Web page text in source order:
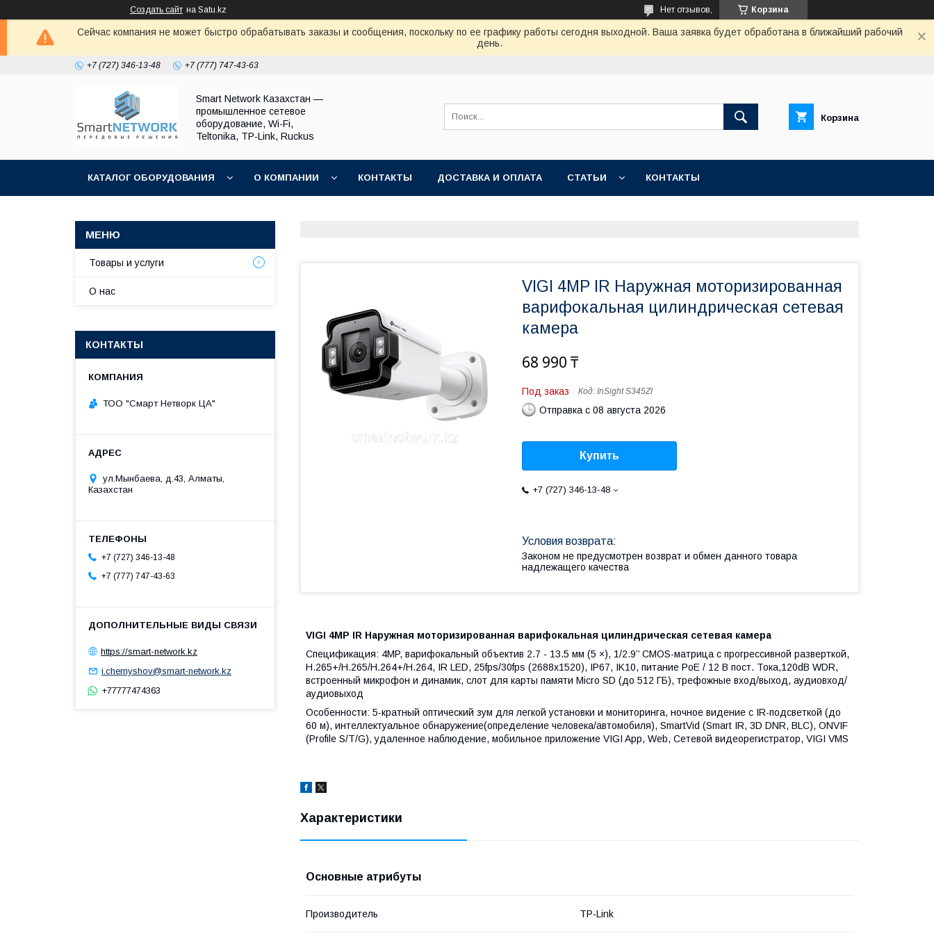
Создать сайт на Satu.kz Корзина
Нет отзывов,
Сейчас компания не может быстро обрабатывать заказы и сообщения, поскольку по ее графику работы сегодня выходной. Ваша заявка будет обработана в ближайший рабочий
день.
+7 (727) 346-13-48 +7 (777) 747-43-63
Smart Network Казахстан —
промышленное сетевое
оборудование, Wi-Fi,
Teltonika, TP-Link, Ruckus
Корзина
КАТАЛОГ ОБОРУДОВАНИЯ О КОМПАНИИ КОНТАКТЫ ДОСТАВКА И ОПЛАТА СТАТЬИ КОНТАКТЫ
VIGI 4MP IR Наружная моторизированная
варифокальная цилиндрическая сетевая
камера
68 990 ₸
Под заказ Код: InSight S345ZI
Отправка с 08 августа 2026
Купить
+7 (727) 346-13-48
Законом не предусмотрен возврат и обмен данного товара
надлежащего качества
VIGI 4MP IR Наружная моторизированная варифокальная цилиндрическая сетевая камера
Спецификация: 4MP, варифокальный объектив 2.7 - 13.5 мм (5 ×), 1/2.9’’ CMOS-матрица с прогрессивной разверткой,
H.265+/H.265/H.264+/H.264, IR LED, 25fps/30fps (2688x1520), IP67, IK10, питание PoE / 12 В пост. Тока,120dB WDR,
встроенный микрофон и динамик, слот для карты памяти Micro SD (до 512 ГБ), трефожные вход/выход, аудиовход/
аудиовыход
Особенности: 5-кратный оптический зум для легкой установки и мониторинга, ночное видение с IR-подсветкой (до
60 м), интеллектуальное обнаружение(определение человека/автомобиля), SmartVid (Smart IR, 3D DNR, BLC), ONVIF
(Profile S/T/G), удаленное наблюдение, мобильное приложение VIGI App, Web, Сетевой видеорегистратор, VIGI VMS
Характеристики
Основные атрибуты
Производитель TP-Link
Товары и услуги
О нас
КОНТАКТЫ
ТОО "Смарт Нетворк ЦА"
ул.Мынбаева, д.43, Алматы,
Казахстан
+7 (727) 346-13-48
+7 (777) 747-43-63
https://smart-network.kz
i.chernyshov@smart-network.kz
+77777474363